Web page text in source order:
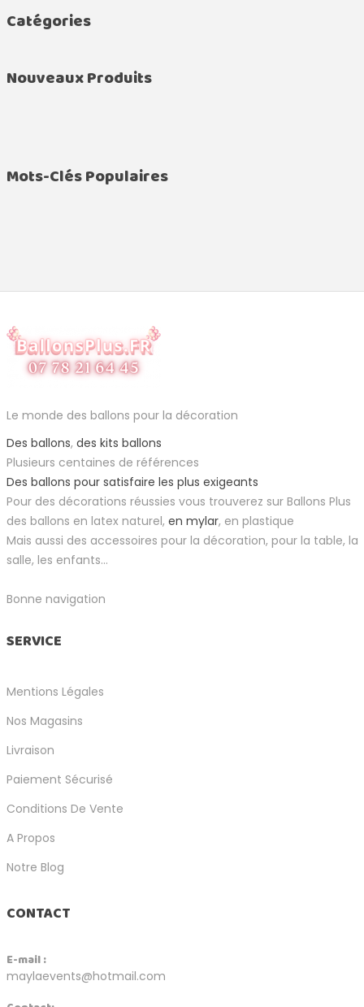
Catégories
Nouveaux Produits
Mots-Clés Populaires
Le monde des ballons pour la décoration
Des ballons, des kits ballons
Plusieurs centaines de références
Des ballons pour satisfaire les plus exigeants
Pour des décorations réussies vous trouverez sur Ballons Plus
des ballons en latex naturel, en mylar, en plastique
Mais aussi des accessoires pour la décoration, pour la table, la
salle, les enfants...
Bonne navigation
SERVICE
Mentions Légales
Nos Magasins
Livraison
Paiement Sécurisé
Conditions De Vente
A Propos
Notre Blog
CONTACT
E-mail :
maylaevents@hotmail.com